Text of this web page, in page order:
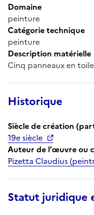
Domaine
peinture
Catégorie technique
peinture
Description matérielle
Cinq panneaux en
Historique
Siècle de création
19e siècle
Auteur de l'œuvre ou
Pizetta Claudius
Statut juridique